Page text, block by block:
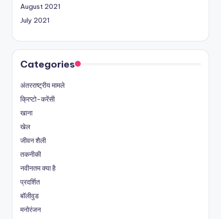
August 2021
July 2021
Categories
अंतरराष्ट्रीय मामले
क्रिप्टो-करेंसी
खाना
खेल
जीवन शैली
तकनीकी
नवीनतम क्या है
प्रदर्शित
बॉलीवुड
मनोरंजन